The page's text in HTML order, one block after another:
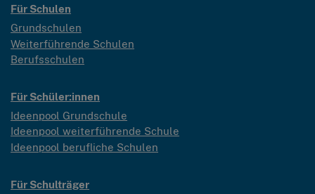
Für Schulen
Grundschulen
Weiterführende Schulen
Berufsschulen
Für Schüler:innen
Ideenpool Grundschule
Ideenpool weiterführende Schule
Ideenpool berufliche Schulen
Für Schulträger